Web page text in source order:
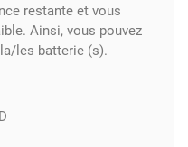
restante et vous
Ainsi, vous pouvez
les batterie (s).